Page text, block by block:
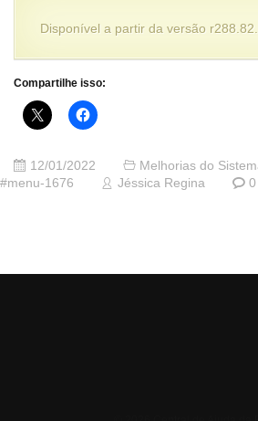
Disponível a partir da versão r288.82.
Compartilhe isso:
12/01/2022 Melhorias do
#menu-1676
Jéssica Regina